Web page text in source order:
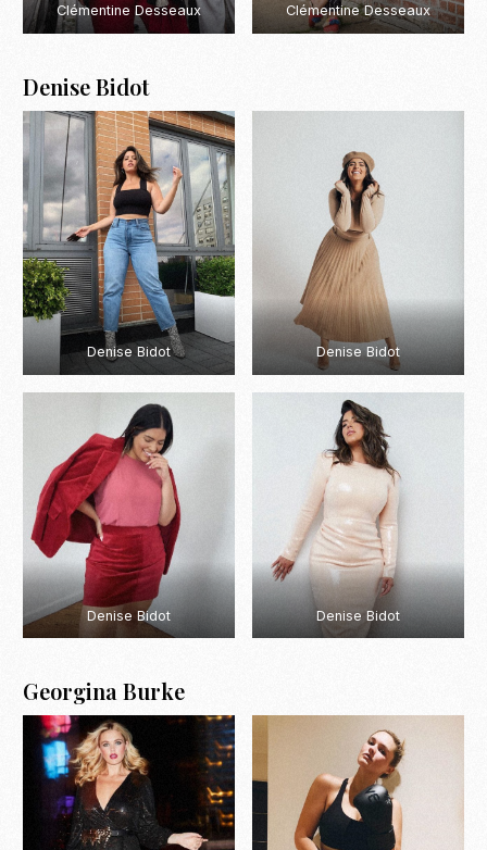
Clémentine Desseaux Clémentine Desseaux
Denise Bidot
Denise Bidot Denise Bidot
Denise Bidot Denise Bidot
Georgina Burke